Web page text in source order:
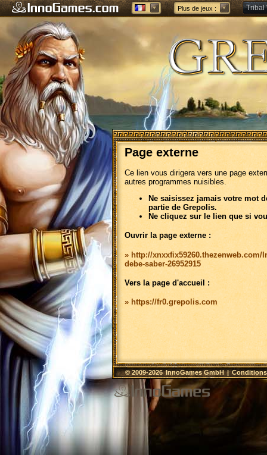
Plus de jeux : Tribal
Page externe
Ce lien vous dirigera vers une page
autres programmes nuisibles.
Ne saisissez jamais votre mot
partie de Grepolis.
Ne cliquez sur le lien que si
Ouvrir la page externe :
» http://
debe-saber-26952915
Vers la page d'accueil :
» https://fr0.grepolis.com
© 2009-2026InnoGames GmbH|